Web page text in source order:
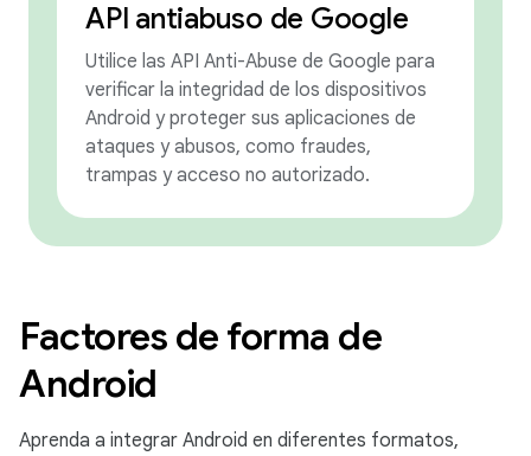
API antiabuso de Google
Utilice las API Anti-Abuse de Google para
verificar la integridad de los dispositivos
Android y proteger sus aplicaciones de
ataques y abusos, como fraudes,
trampas y acceso no autorizado.
Factores de forma de
Android
Aprenda a integrar Android en diferentes formatos,